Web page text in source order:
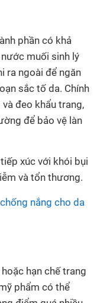
phần có khả
muối sinh lý
ra ngoài để ngăn
sắc tố da. Chính
đeo khẩu trang,
để bảo vệ làn
xúc với khói bụi
và tổn thương.
nắng cho da
hạn chế trang
phẩm có thể